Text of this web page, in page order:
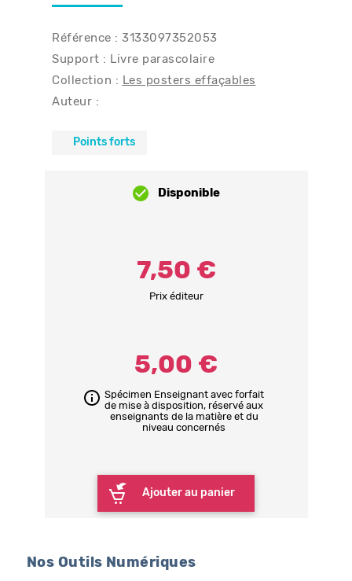
Référence : 3133097352053
Support : Livre parascolaire
Collection : Les posters effaçables
Auteur :
Points forts
Disponible
Prix éditeur
7,50 €
Spécimen Enseignant avec forfait
de mise à disposition, réservé aux
enseignants de la matière et du
niveau concernés
5,00 €
Ajouter au panier
Nos Outils Numériques